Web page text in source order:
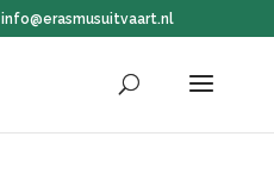
info@erasmusuitvaart.nl